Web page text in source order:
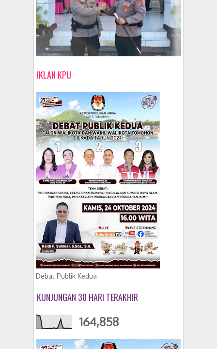
IKLAN KPU
Debat Publik Kedua
KUNJUNGAN 30 HARI TERAKHIR
164,858